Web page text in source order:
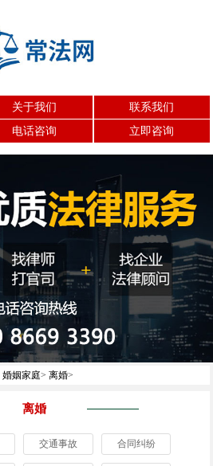
关于我们
联系我们
电话咨询 立即咨询
婚姻家庭> 离婚>
离婚
交通事故 合同纠纷